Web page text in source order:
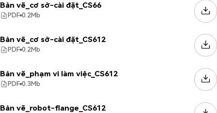
Bản vẽ_cơ sở-cài đặt_CS66
PDF 0.2Mb
Bản vẽ_cơ sở-cài đặt_CS612
PDF 0.2Mb
Bản vẽ_phạm vi làm việc_CS612
PDF 0.3Mb
Bản vẽ_robot-flange_CS612